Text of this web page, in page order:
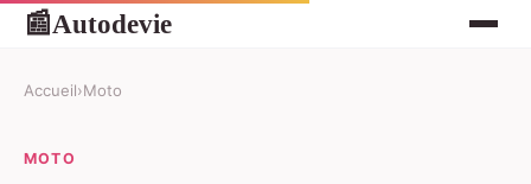
📰Autodevie
Accueil›Moto
MOTO